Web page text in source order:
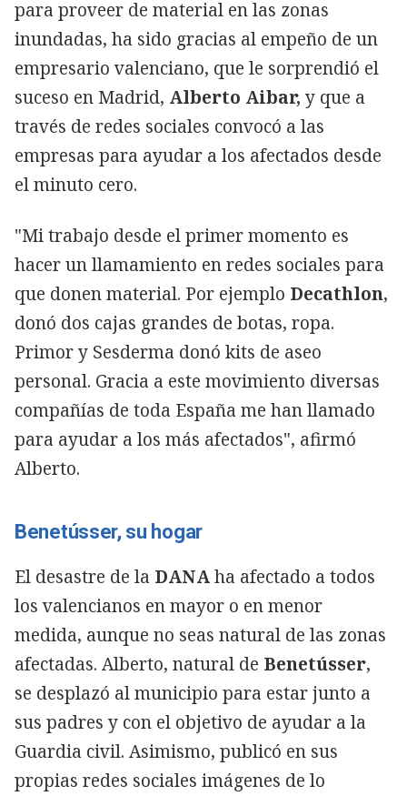
para proveer de material en las zonas
inundadas, ha sido gracias al empeño de un
empresario valenciano, que le sorprendió el
suceso en Madrid, Alberto Aibar, y que a
través de redes sociales convocó a las
empresas para ayudar a los afectados desde
el minuto cero.
"Mi trabajo desde el primer momento es
hacer un llamamiento en redes sociales para
que donen material. Por ejemplo Decathlon,
donó dos cajas grandes de botas, ropa.
Primor y Sesderma donó kits de aseo
personal. Gracia a este movimiento diversas
compañías de toda España me han llamado
para ayudar a los más afectados", afirmó
Alberto.
Benetússer, su hogar
El desastre de la DANAha afectado a todos
los valencianos en mayor o en menor
medida, aunque no seas natural de las zonas
afectadas. Alberto, natural de Benetússer,
se desplazó al municipio para estar junto a
sus padres y con el objetivo de ayudar a la
Guardia civil. Asimismo, publicó en sus
propias redes sociales imágenes de lo